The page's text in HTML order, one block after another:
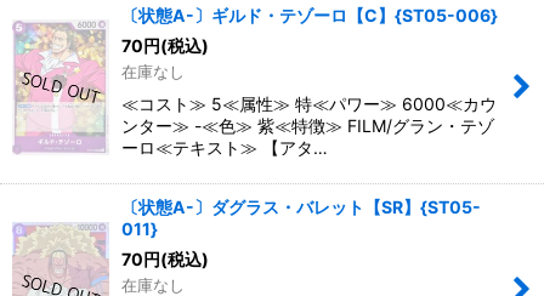
〔状態A-〕ギルド・テゾーロ【C】{ST05-006}
70円(税込)
在庫なし
≪コスト≫ 5≪属性≫ 特≪パワー≫ 6000≪カウ
ンター≫ -≪色≫ 紫≪特徴≫ FILM/グラン・テゾ
ーロ≪テキスト≫ 【アタ…
〔状態A-〕ダグラス・バレット【SR】{ST05-
011}
70円(税込)
在庫なし